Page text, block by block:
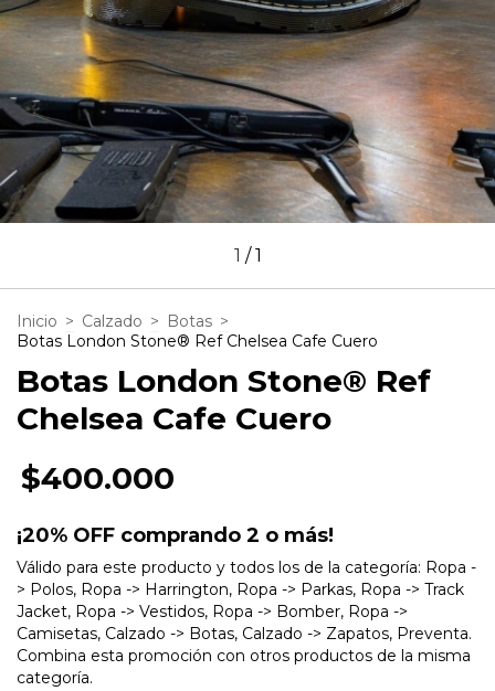
1 /1
Inicio > Calzado > Botas >
Botas London Stone® Ref Chelsea Cafe Cuero
Botas London Stone® Ref
Chelsea Cafe Cuero
$400.000
¡20% OFF comprando 2 o más!
Válido para este producto y todos los de la categoría: Ropa -
> Polos, Ropa -> Harrington, Ropa -> Parkas, Ropa -> Track
Jacket, Ropa -> Vestidos, Ropa -> Bomber, Ropa ->
Camisetas, Calzado -> Botas, Calzado -> Zapatos, Preventa.
Combina esta promoción con otros productos de la misma
categoría.